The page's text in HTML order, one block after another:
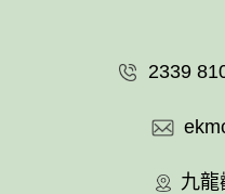
2339
九龍